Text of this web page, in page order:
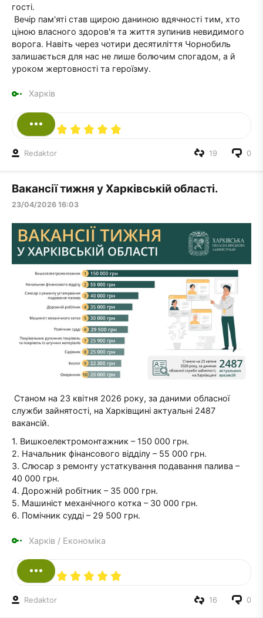
гості.
Вечір пам'яті став щирою даниною вдячності тим, хто
ціною власного здоров'я та життя зупинив невидимого
ворога. Навіть через чотири десятиліття Чорнобиль
залишається для нас не лише болючим спогадом, а й
уроком жертовності та героїзму.
Харків
Redaktor 0
19
Вакансії тижня у Харківській області.
23/04/2026 16:03
Станом на 23 квітня 2026 року, за даними обласної
служби зайнятості, на Харківщині актуальні 2487
вакансій.
1. Вишкоелектромонтажник – 150 000 грн.
2. Начальник фінансового відділу – 55 000 грн.
3. Слюсар з ремонту устаткування подавання палива –
40 000 грн.
4. Дорожній робітник – 35 000 грн.
5. Машиніст механічного котка – 30 000 грн.
6. Помічник судді – 29 500 грн.
Харків / Економіка
Redaktor 0
16